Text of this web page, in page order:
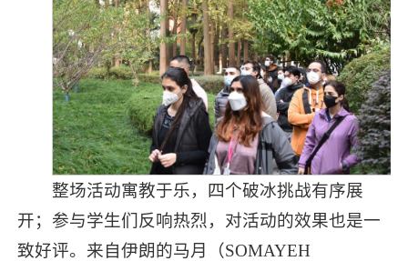
整场活动寓教于乐，四个破冰挑战有序展
开；参与学生们反响热烈，对活动的效果也是一
致好评。来自伊朗的马月（SOMAYEH